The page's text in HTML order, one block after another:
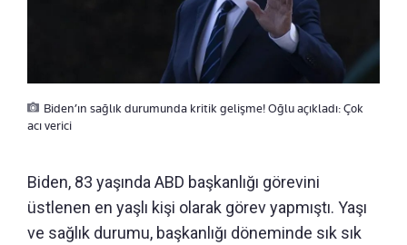
Biden’ın sağlık durumunda kritik gelişme! Oğlu açıkladı: Çok
acı verici
Biden, 83 yaşında ABD başkanlığı görevini
üstlenen en yaşlı kişi olarak görev yapmıştı. Yaşı
ve sağlık durumu, başkanlığı döneminde sık sık